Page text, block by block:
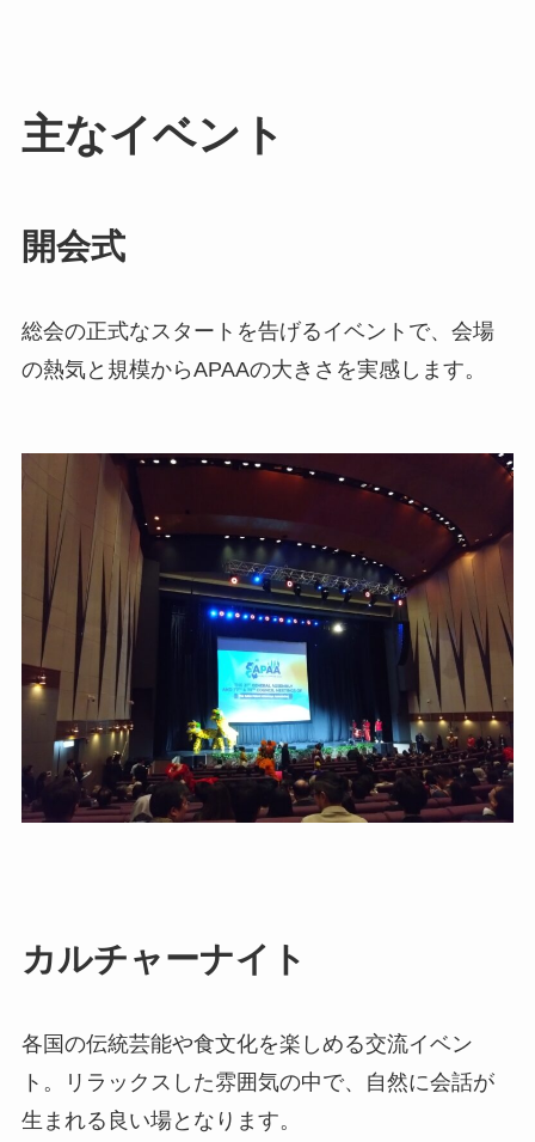
主なイベント
開会式
総会の正式なスタートを告げるイベントで、会場
の熱気と規模からAPAAの大きさを実感します。
カルチャーナイト
各国の伝統芸能や食文化を楽しめる交流イベン
ト。リラックスした雰囲気の中で、自然に会話が
生まれる良い場となります。